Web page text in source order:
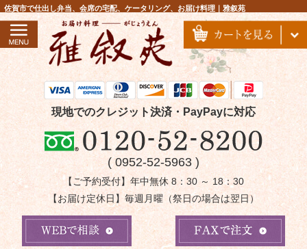
コ
ン
ツ
へ
ス
キ
プ
佐賀市で仕出し弁当、会席の宅配、ケータリング、お届け料理｜雅叙苑
現地でのクレジット決済・PayPayに対応
( 0952-52-5963 )
【ご予約受付】年中無休 8：30 ～ 18：30
【お届け定休日】毎週月曜（祭日の場合は翌日）